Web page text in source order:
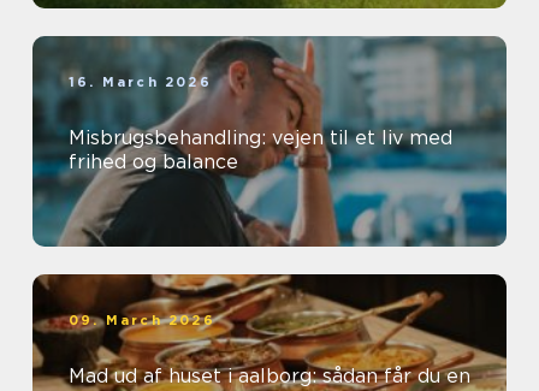
16. March 2026
Misbrugsbehandling: vejen til et liv med
frihed og balance
09. March 2026
Mad ud af huset i aalborg: sådan får du en